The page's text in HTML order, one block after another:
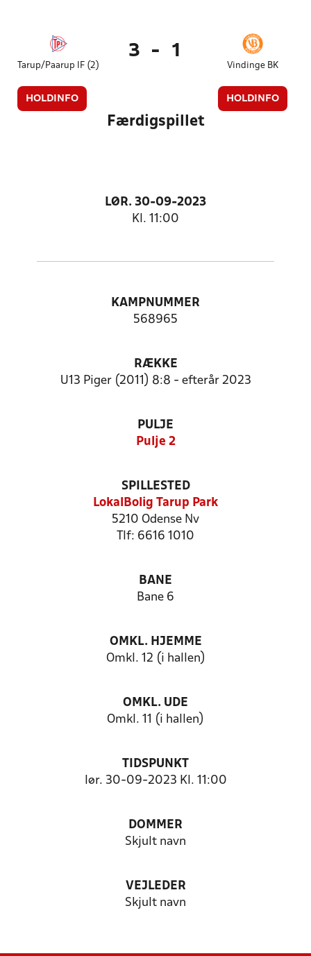
Tarup/Paarup IF (2)
HOLDINFO
3 - 1
Vindinge BK
HOLDINFO
Færdigspillet
LØR. 30-09-2023
Kl. 11:00
KAMPNUMMER
568965
RÆKKE
U13 Piger (2011) 8:8 - efterår 2023
PULJE
Pulje 2
SPILLESTED
LokalBolig Tarup Park
5210 Odense Nv
Tlf: 6616 1010
BANE
Bane 6
OMKL. HJEMME
Omkl. 12 (i hallen)
OMKL. UDE
Omkl. 11 (i hallen)
TIDSPUNKT
lør. 30-09-2023 Kl. 11:00
DOMMER
Skjult navn
VEJLEDER
Skjult navn